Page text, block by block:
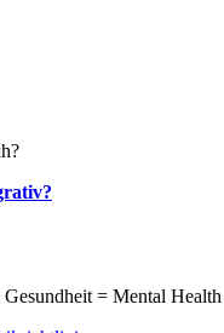
= Mental Health